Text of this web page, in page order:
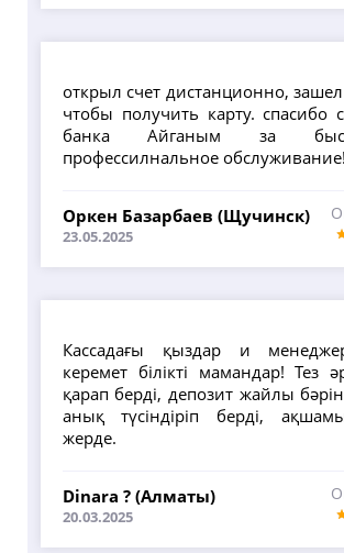
открыл счет дистанционно,
чтобы получить карту. спасибо
банка Айганым за
профессилнальное обслуживание!
Оркен Базарбаев (Щучинск)
23.05.2025
Кассадағы қыздар и
керемет білікті мамандар! Тез
қарап берді, депозит жайлы
анық түсіндіріп берді,
жерде.
Dinara ? (Алматы)
20.03.2025